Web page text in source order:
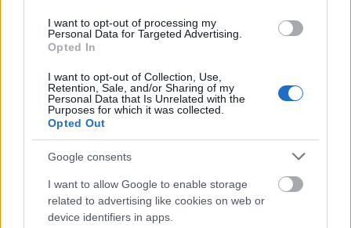
I want to opt-out of processing my
Personal Data for Targeted Advertising.
Opted In
I want to opt-out of Collection, Use,
Retention, Sale, and/or Sharing of my
Personal Data that Is Unrelated with the
Purposes for which it was collected.
Opted Out
Google consents
I want to allow Google to enable storage
related to advertising like cookies on web or
device identifiers in apps.
(Сполучені Штати) на початок списку. Потім
Блокнот перейменували на Блокнот, а
Інструмент «Ножниці», як і належить ;-)
Я припускаю, що це стосується й інших мов,
таких як запуск системи данською мовою та
роботи з ножами англійською мовою, але я цього
не перевіряв.